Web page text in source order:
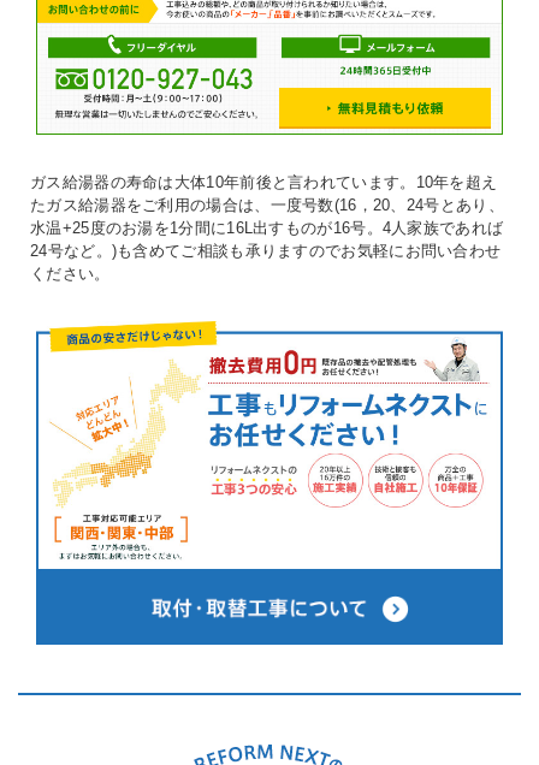
ガス給湯器の寿命は大体10年前後と言われています。10年を超え
たガス給湯器をご利用の場合は、一度号数(16，20、24号とあり、
水温+25度のお湯を1分間に16L出すものが16号。4人家族であれば
24号など。)も含めてご相談も承りますのでお気軽にお問い合わせ
ください。